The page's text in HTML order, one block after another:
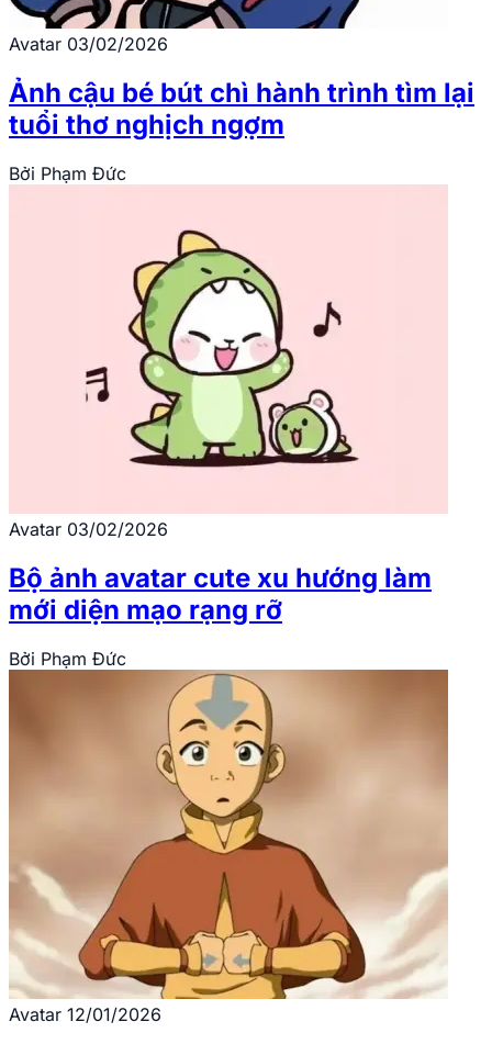
Avatar 03/02/2026
Ảnh cậu bé bút chì hành trình tìm lại
tuổi thơ nghịch ngợm
Bởi Phạm Đức
Avatar 03/02/2026
Bộ ảnh avatar cute xu hướng làm
mới diện mạo rạng rỡ
Bởi Phạm Đức
Avatar 12/01/2026